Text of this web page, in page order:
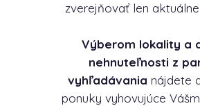
zverejňovať len
Výberom lokality a
nehnuteľnosti z
vyhľadávania nájdete
ponuky vyhovujúce